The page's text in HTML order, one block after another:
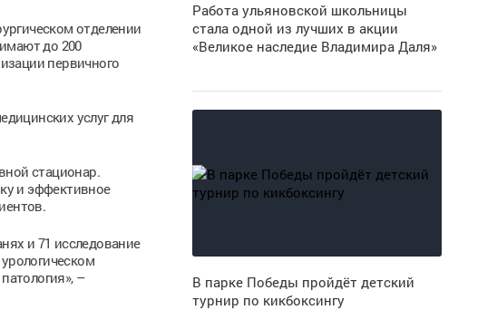
отделении
до 200
первичного
услуг для
стационар.
и эффективное
и 71 исследование
–
Работа ульяновской школьницы
стала одной из лучших в акции
«Великое наследие Владимира Даля»
В парке Победы пройдёт детский
турнир по кикбоксингу